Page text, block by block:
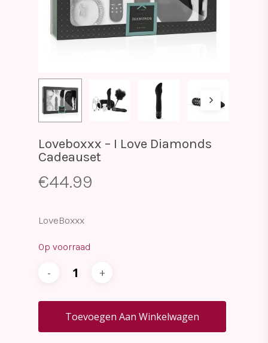
Loveboxxx – I Love Diamonds
Cadeauset
€44.99
LoveBoxxx
Op voorraad
Toevoegen Aan Winkelwagen